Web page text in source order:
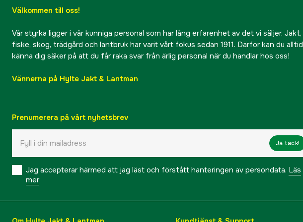
Välkommen till oss!
Vår styrka ligger i vår kunniga personal som har lång erfarenhet av det vi säljer. Jakt,
fiske, skog, trädgård och lantbruk har varit vårt fokus sedan 1911. Därför kan du alltid
känna dig säker på att du får raka svar från ärlig personal när du handlar hos oss!
Vännerna på Hylte Jakt & Lantman
Prenumerera på vårt nyhetsbrev
Ja tack!
Jag accepterar härmed att jag läst och förstått hanteringen av persondata. Läs
mer